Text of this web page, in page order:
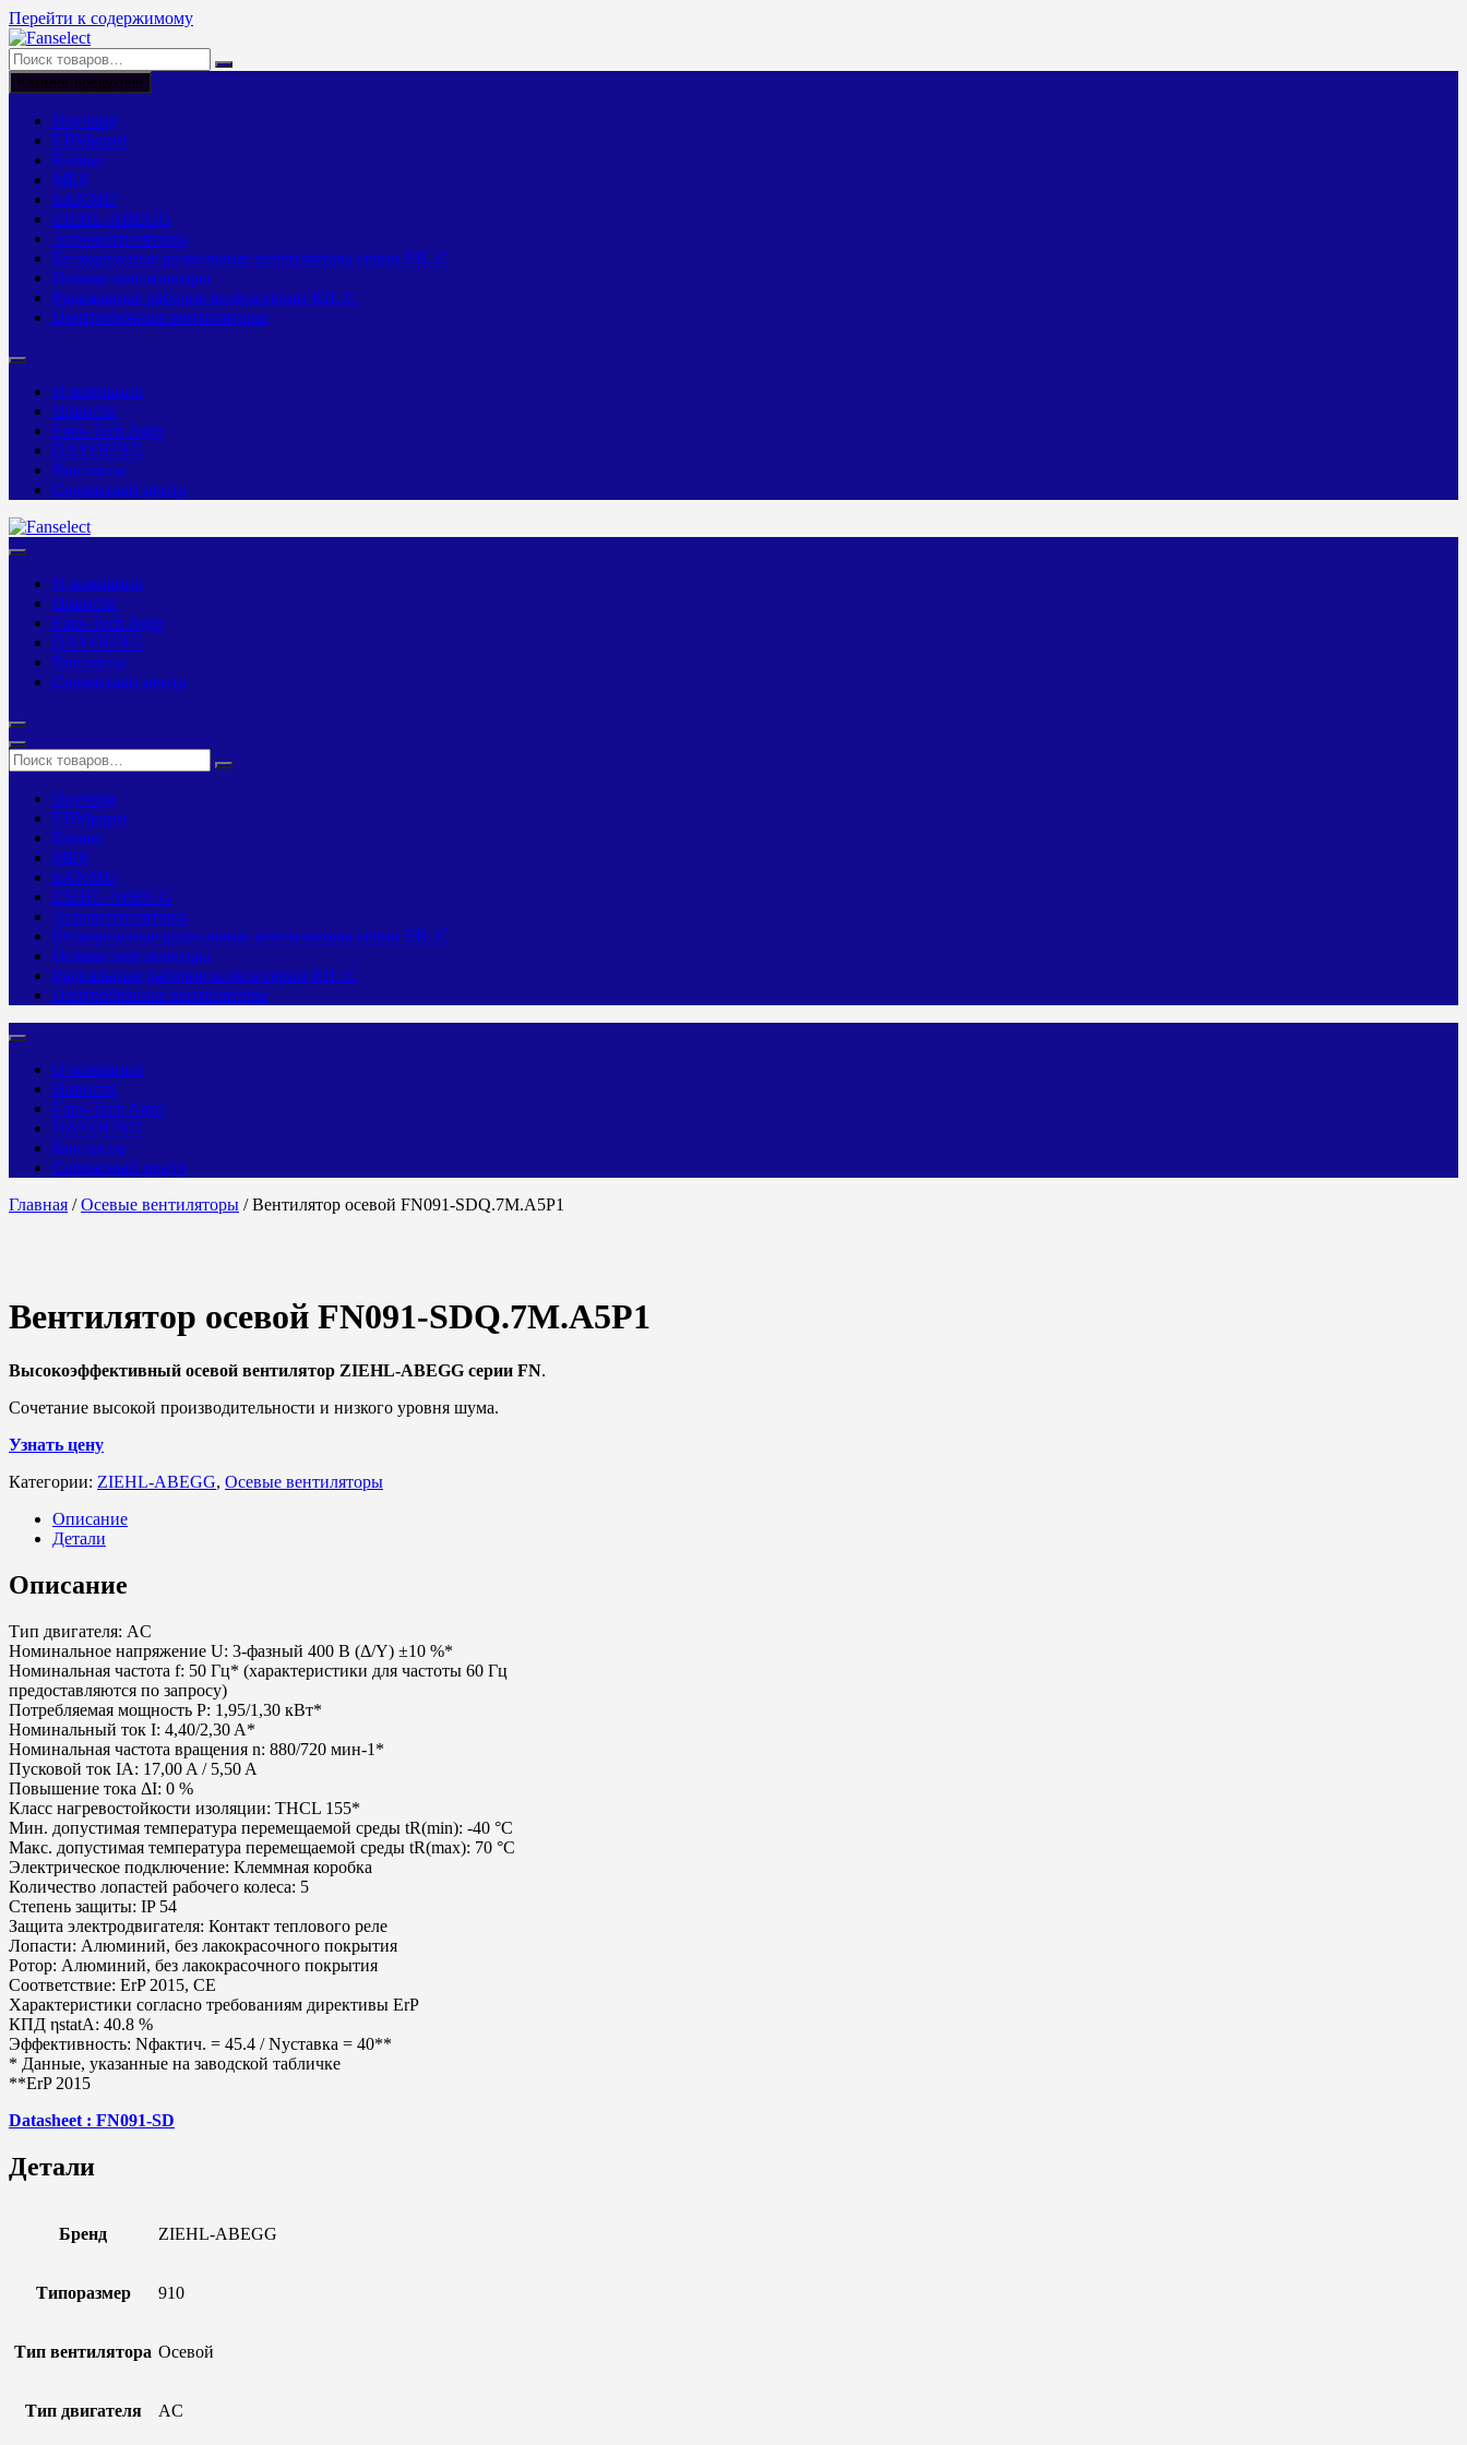
Перейти к содержимому
Каталог продукции
Dayoung
EBMpapst
Kemao
MES
SANMU
ZIEHL-ABEGG
Агровентиляторы
Бескорпусные радиальные вентиляторы серии ER..C
Осевые вентиляторы
Радиальные рабочие колёса серии RH..C
Центробежные вентиляторы
О компании
Новости
Fans-Tech Agro
DAYOUNG
Контакты
Сервисный центр
О компании
Новости
Fans-Tech Agro
DAYOUNG
Контакты
Сервисный центр
Dayoung
EBMpapst
Kemao
MES
SANMU
ZIEHL-ABEGG
Агровентиляторы
Бескорпусные радиальные вентиляторы серии ER..C
Осевые вентиляторы
Радиальные рабочие колёса серии RH..C
Центробежные вентиляторы
О компании
Новости
Fans-Tech Agro
DAYOUNG
Контакты
Сервисный центр
Главная /Осевые вентиляторы / Вентилятор осевой FN091-SDQ.7M.A5P1
Вентилятор осевой FN091-SDQ.7M.A5P1
Высокоэффективный осевой вентилятор ZIEHL-ABEGG серии FN.
Сочетание высокой производительности и низкого уровня шума.
Узнать цену
Категории: ZIEHL-ABEGG, Осевые вентиляторы
Описание
Детали
Описание
Тип двигателя: AC
Номинальное напряжение U: 3-фазный 400 В (Δ/Y) ±10 %*
Номинальная частота f: 50 Гц* (характеристики для частоты 60 Гц
предоставляются по запросу)
Потребляемая мощность P: 1,95/1,30 кВт*
Номинальный ток I: 4,40/2,30 A*
Номинальная частота вращения n: 880/720 мин-1*
Пусковой ток IA: 17,00 A / 5,50 A
Повышение тока ΔI: 0 %
Класс нагревостойкости изоляции: THCL 155*
Мин. допустимая температура перемещаемой среды tR(min): -40 °C
Макс. допустимая температура перемещаемой среды tR(max): 70 °C
Электрическое подключение: Клеммная коробка
Количество лопастей рабочего колеса: 5
Степень защиты: IP 54
Защита электродвигателя: Контакт теплового реле
Лопасти: Алюминий, без лакокрасочного покрытия
Ротор: Алюминий, без лакокрасочного покрытия
Соответствие: ErP 2015, CE
Характеристики согласно требованиям директивы ErP
КПД ηstatA: 40.8 %
Эффективность: Nфактич. = 45.4 / Nуставка = 40**
* Данные, указанные на заводской табличке
**ErP 2015
Datasheet : FN091-SD
Детали
Бренд ZIEHL-ABEGG
Типоразмер 910
Тип вентилятора Осевой
Тип двигателя AC